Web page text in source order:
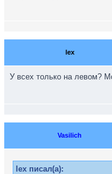
lex
У всех только на левом?
Vasilich
lex писал(а):